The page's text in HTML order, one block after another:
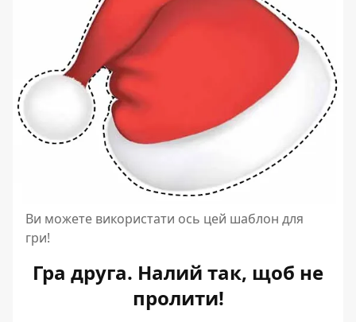
Ви можете використати ось цей шаблон для
гри!
Гра друга. Налий так, щоб не
пролити!